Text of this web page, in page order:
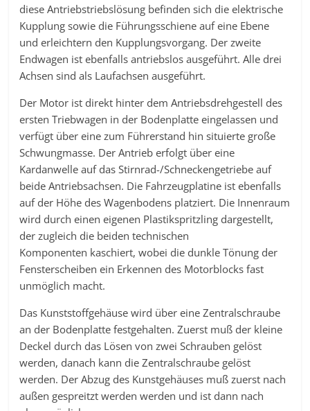
diese Antriebstriebslösung befinden sich die elektrische
Kupplung sowie die Führungsschiene auf eine Ebene
und erleichtern den Kupplungsvorgang. Der zweite
Endwagen ist ebenfalls antriebslos ausgeführt. Alle drei
Achsen sind als Laufachsen ausgeführt.
Der Motor ist direkt hinter dem Antriebsdrehgestell des
ersten Triebwagen in der Bodenplatte eingelassen und
verfügt über eine zum Führerstand hin situierte große
Schwungmasse. Der Antrieb erfolgt über eine
Kardanwelle auf das Stirnrad-/Schneckengetriebe auf
beide Antriebsachsen. Die Fahrzeugplatine ist ebenfalls
auf der Höhe des Wagenbodens platziert. Die Innenraum
wird durch einen eigenen Plastikspritzling dargestellt,
der zugleich die beiden technischen
Komponenten kaschiert, wobei die dunkle Tönung der
Fensterscheiben ein Erkennen des Motorblocks fast
unmöglich macht.
Das Kunststoffgehäuse wird über eine Zentralschraube
an der Bodenplatte festgehalten. Zuerst muß der kleine
Deckel durch das Lösen von zwei Schrauben gelöst
werden, danach kann die Zentralschraube gelöst
werden. Der Abzug des Kunstgehäuses muß zuerst nach
außen gespreitzt werden werden und ist dann nach